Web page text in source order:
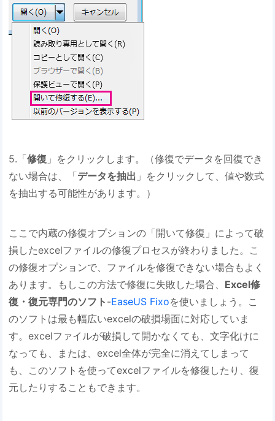
5.「修復 」をクリックします。（修復でデータを回復でき
ない場合は、「データを抽出 」をクリックして、値や数式
を抽出する可能性があります。）
ここで内蔵の修復オプションの「開いて修復」によって破
損したexcelファイルの修復プロセスが終わりました。こ
の修復オプションで、ファイルを修復できない場合もよく
あります。もしこの方法で修復に失敗した場合、 Excel修
復・復元専門のソフト -EaseUS Fixoを使いましょう。こ
のソフトは最も幅広いexcelの破損場面に対応していま
す。excelファイルが破損して開かなくても、文字化けに
なっても、または、excel全体が完全に消えてしまって
も、このソフトを使ってexcelファイルを修復したり、復
元したりすることもできます。